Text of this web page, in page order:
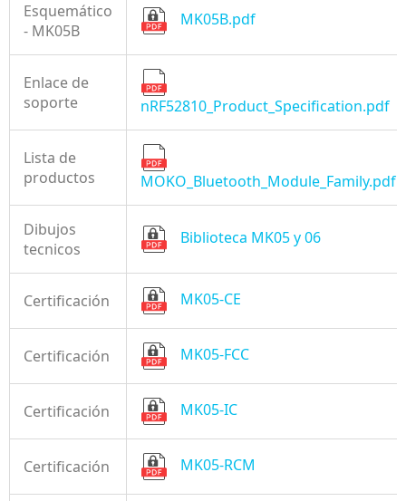
Esquemático
- MK05B
MK05B.pdf
Enlace de
soporte
nRF52810_Product_Specification.pdf
Lista de
productos
MOKO_Bluetooth_Module_Family.pdf
Dibujos
tecnicos
Biblioteca MK05 y 06
Certificación MK05-CE
Certificación MK05-FCC
Certificación MK05-IC
Certificación MK05-RCM